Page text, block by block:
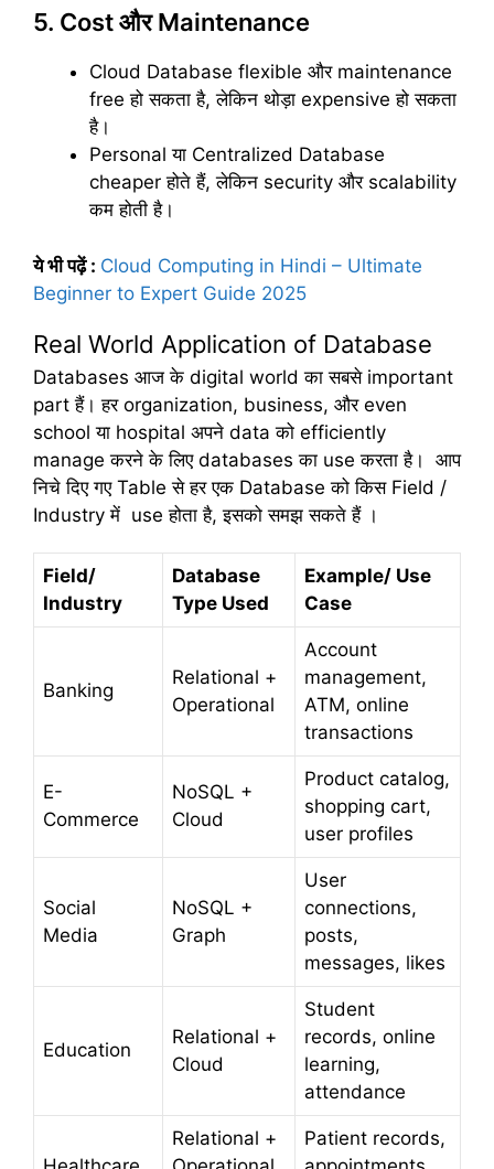
5. Cost और Maintenance
Cloud Database flexible और maintenance
free हो सकता है, लेकिन थोड़ा expensive हो सकता
है।
Personal या Centralized Database
cheaper होते हैं, लेकिन security और scalability
कम होती है।
ये भी पढ़ें : Cloud Computing in Hindi – Ultimate
Beginner to Expert Guide 2025
Real World Application of Database
Databases आज के digital world का सबसे important
part हैं। हर organization, business, और even
school या hospital अपने data को efficiently
manage करने के लिए databases का use करता है। आप
निचे दिए गए Table से हर एक Database को किस Field /
Industry में use होता है, इसको समझ सकते हैं ।
Field/
Industry
Database
Type Used
Example/ Use
Case
Banking
Relational +
Operational
Account
management,
ATM, online
transactions
E-
Commerce
NoSQL +
Cloud
Product catalog,
shopping cart,
user profiles
Social
Media
NoSQL +
Graph
User
connections,
posts,
messages, likes
Education
Relational +
Cloud
Student
records, online
learning,
attendance
Relational +
Patient records,